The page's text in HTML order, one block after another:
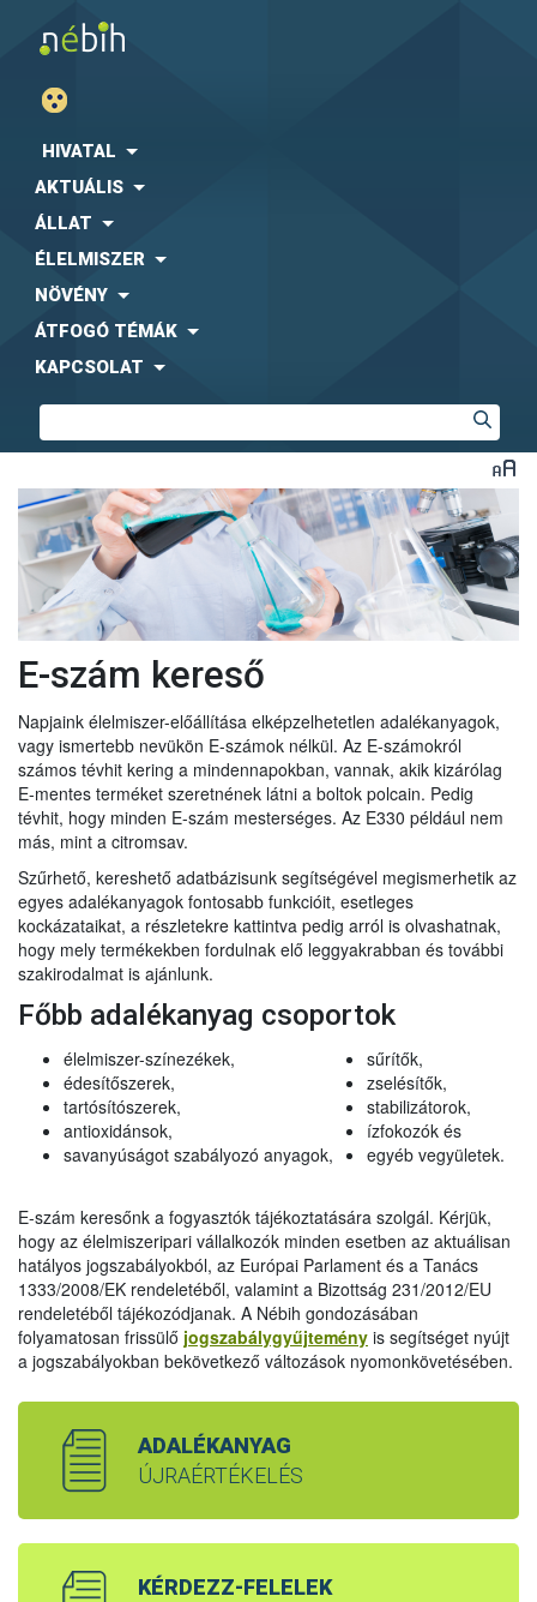
HIVATAL
AKTUÁLIS
ÁLLAT
ÉLELMISZER
NÖVÉNY
ÁTFOGÓ TÉMÁK
KAPCSOLAT
E-szám kereső
Napjaink élelmiszer-előállítása elképzelhetetlen adalékanyagok,
vagy ismertebb nevükön E-számok nélkül. Az E-számokról
számos tévhit kering a mindennapokban, vannak, akik kizárólag
E-mentes terméket szeretnének látni a boltok polcain. Pedig
tévhit, hogy minden E-szám mesterséges. Az E330 például nem
más, mint a citromsav.
Szűrhető, kereshető adatbázisunk segítségével megismerhetik az
egyes adalékanyagok fontosabb funkcióit, esetleges
kockázataikat, a részletekre kattintva pedig arról is olvashatnak,
hogy mely termékekben fordulnak elő leggyakrabban és további
szakirodalmat is ajánlunk.
Főbb adalékanyag csoportok
élelmiszer-színezékek,
édesítőszerek,
tartósítószerek,
antioxidánsok,
savanyúságot szabályozó anyagok,
sűrítők,
zselésítők,
stabilizátorok,
ízfokozók és
egyéb vegyületek.
E-szám keresőnk a fogyasztók tájékoztatására szolgál. Kérjük,
hogy az élelmiszeripari vállalkozók minden esetben az aktuálisan
hatályos jogszabályokból, az Európai Parlament és a Tanács
1333/2008/EK rendeletéből, valamint a Bizottság 231/2012/EU
rendeletéből tájékozódjanak. A Nébih gondozásában
folyamatosan frissülő jogszabálygyűjtemény is segítséget nyújt
a jogszabályokban bekövetkező változások nyomonkövetésében.
ADALÉKANYAG
ÚJRAÉRTÉKELÉS
KÉRDEZZ-FELELEK